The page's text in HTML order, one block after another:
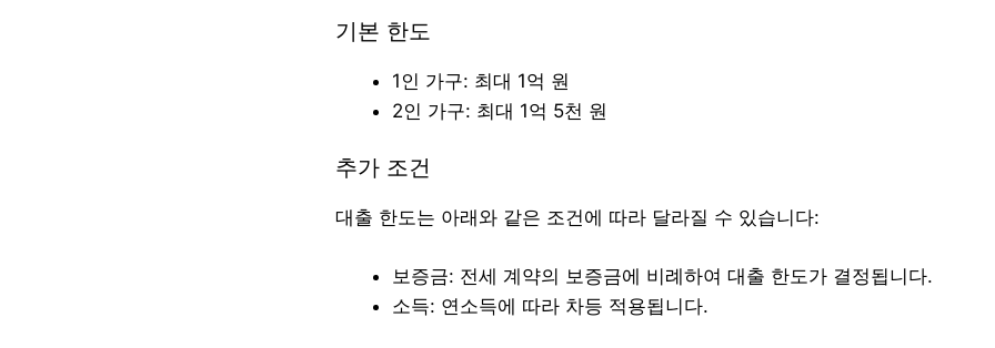
기본 한도
1인 가구: 최대 1억 원
2인 가구: 최대 1억 5천 원
추가 조건
대출 한도는 아래와 같은 조건에 따라 달라질 수 있습니다:
보증금: 전세 계약의 보증금에 비례하여 대출 한도가 결정됩니다.
소득: 연소득에 따라 차등 적용됩니다.